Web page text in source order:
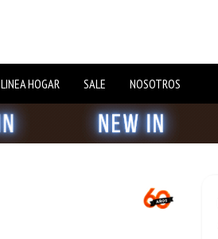
LINEA HOGAR SALE NOSOTROS